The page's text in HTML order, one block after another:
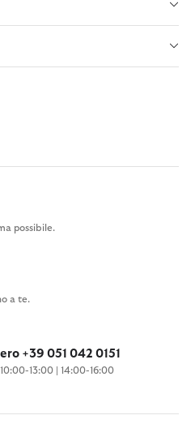
possibile.
a te.
+39 051 042 0151
13:00 | 14:00-16:00